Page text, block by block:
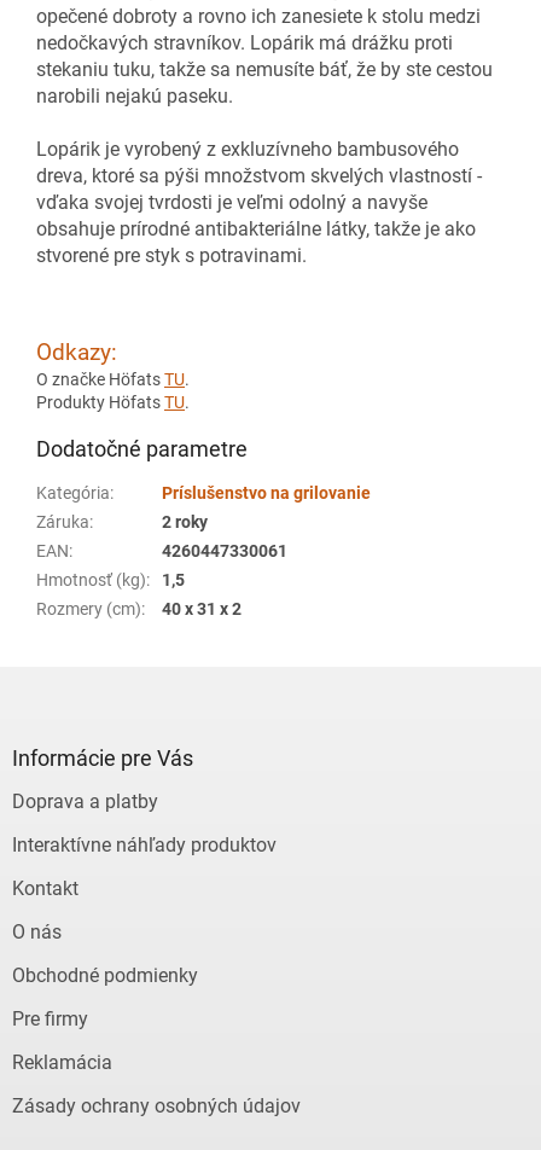
opečené dobroty a rovno ich zanesiete k stolu medzi
nedočkavých stravníkov. Lopárik má drážku proti
stekaniu tuku, takže sa nemusíte báť, že by ste cestou
narobili nejakú paseku.
Lopárik je vyrobený z exkluzívneho bambusového
dreva, ktoré sa pýši množstvom skvelých vlastností -
vďaka svojej tvrdosti je veľmi odolný a navyše
obsahuje prírodné antibakteriálne látky, takže je ako
stvorené pre styk s potravinami.
Odkazy:
O značke HöfatsTU.
Produkty HöfatsTU.
Dodatočné parametre
Kategória:
Príslušenstvo na grilovanie
Záruka:
2 roky
EAN:
4260447330061
Hmotnosť (kg):
1,5
Rozmery (cm): 40 x 31 x 2
Informácie pre Vás
Doprava a platby
Interaktívne náhľady produktov
Kontakt
O nás
Obchodné podmienky
Pre firmy
Reklamácia
Zásady ochrany osobných údajov